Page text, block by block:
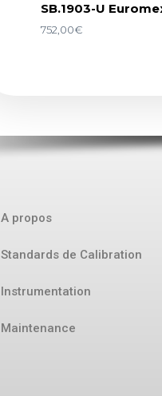
SB.1903-U
752,00€
A propos
Standards de Calibration
Instrumentation
Maintenance